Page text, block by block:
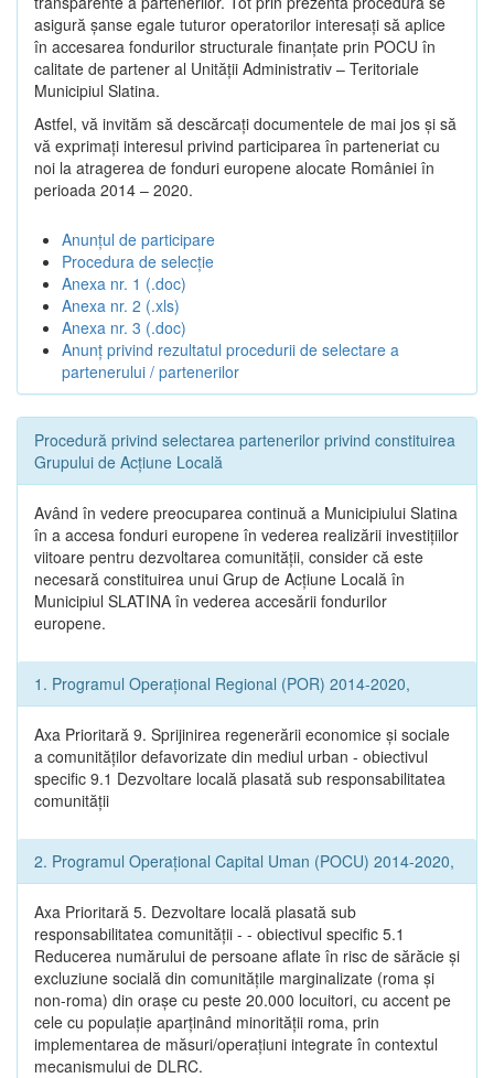
asigură şanse egale tuturor operatorilor interesaţi să aplice
în accesarea fondurilor structurale finanţate prin POCU în
calitate de partener al Unității Administrativ – Teritoriale
Municipiul Slatina.
Astfel, vă invităm să descărcați documentele de mai jos și să
vă exprimați interesul privind participarea în parteneriat cu
noi la atragerea de fonduri europene alocate României în
perioada 2014 – 2020.
Anunțul de participare
Procedura de selecție
Anexa nr. 1 (.doc)
Anexa nr. 2 (.xls)
Anexa nr. 3 (.doc)
Anunț privind rezultatul procedurii de selectare a
partenerului / partenerilor
Procedură privind selectarea partenerilor privind constituirea
Grupului de Acțiune Locală
Având în vedere preocuparea continuă a Municipiului Slatina
în a accesa fonduri europene în vederea realizării investițiilor
viitoare pentru dezvoltarea comunității, consider că este
necesară constituirea unui Grup de Acțiune Locală în
Municipiul SLATINA în vederea accesării fondurilor
europene.
1. Programul Operațional Regional (POR) 2014-2020,
Axa Prioritară 9. Sprijinirea regenerării economice și sociale
a comunităților defavorizate din mediul urban - obiectivul
specific 9.1 Dezvoltare locală plasată sub responsabilitatea
comunității
2. Programul Operațional Capital Uman (POCU) 2014-2020,
Axa Prioritară 5. Dezvoltare locală plasată sub
responsabilitatea comunității - - obiectivul specific 5.1
Reducerea numărului de persoane aflate în risc de sărăcie şi
excluziune socială din comunitățile marginalizate (roma şi
non-roma) din oraşe cu peste 20.000 locuitori, cu accent pe
cele cu populație aparținând minorității roma, prin
implementarea de măsuri/operațiuni integrate în contextul
mecanismului de DLRC.